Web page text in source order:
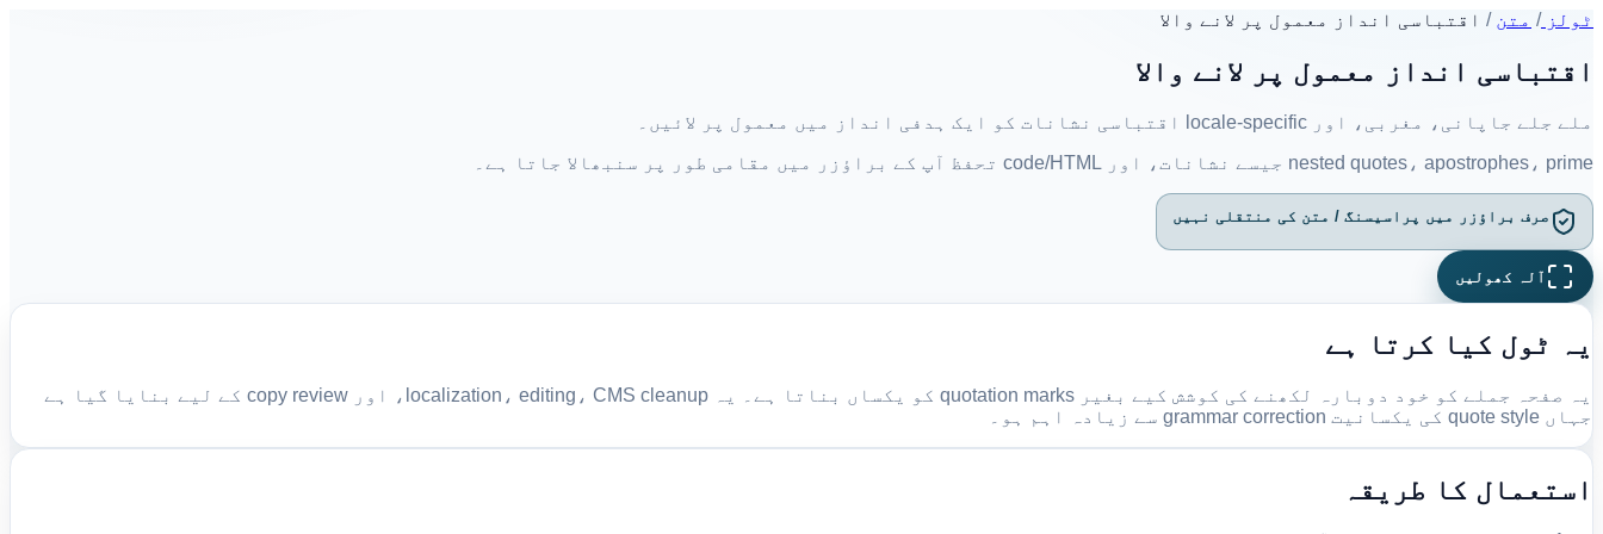
ٹولز/ متن / اقتباسی انداز معمول پر لانے والا
اقتباسی انداز معمول پر لانے والا
ملے جلے جاپانی، مغربی، اور locale-specific اقتباسی نشانات کو ایک ہدفی انداز میں معمول پر لائیں۔
nested quotes، apostrophes، prime جیسے نشانات، اور code/HTML تحفظ آپ کے براؤزر میں مقامی طور پر سنبھالا جاتا ہے۔
صرف براؤزر میں پراسیسنگ / متن کی منتقلی نہیں
آلہ کھولیں
یہ ٹول کیا کرتا ہے
یہ صفحہ جملے کو خود دوبارہ لکھنے کی کوشش کیے بغیر quotation marks کو یکساں بناتا ہے۔ یہ localization، editing، CMS cleanup، اور copy review کے لیے بنایا گیا ہے
جہاں quote style کی یکسانیت grammar correction سے زیادہ اہم ہو۔
استعمال کا طریقہ